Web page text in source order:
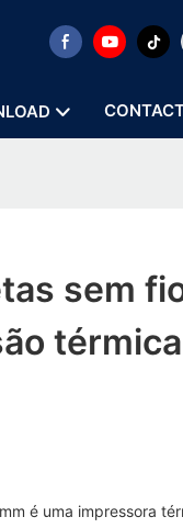
sem
é uma impressora